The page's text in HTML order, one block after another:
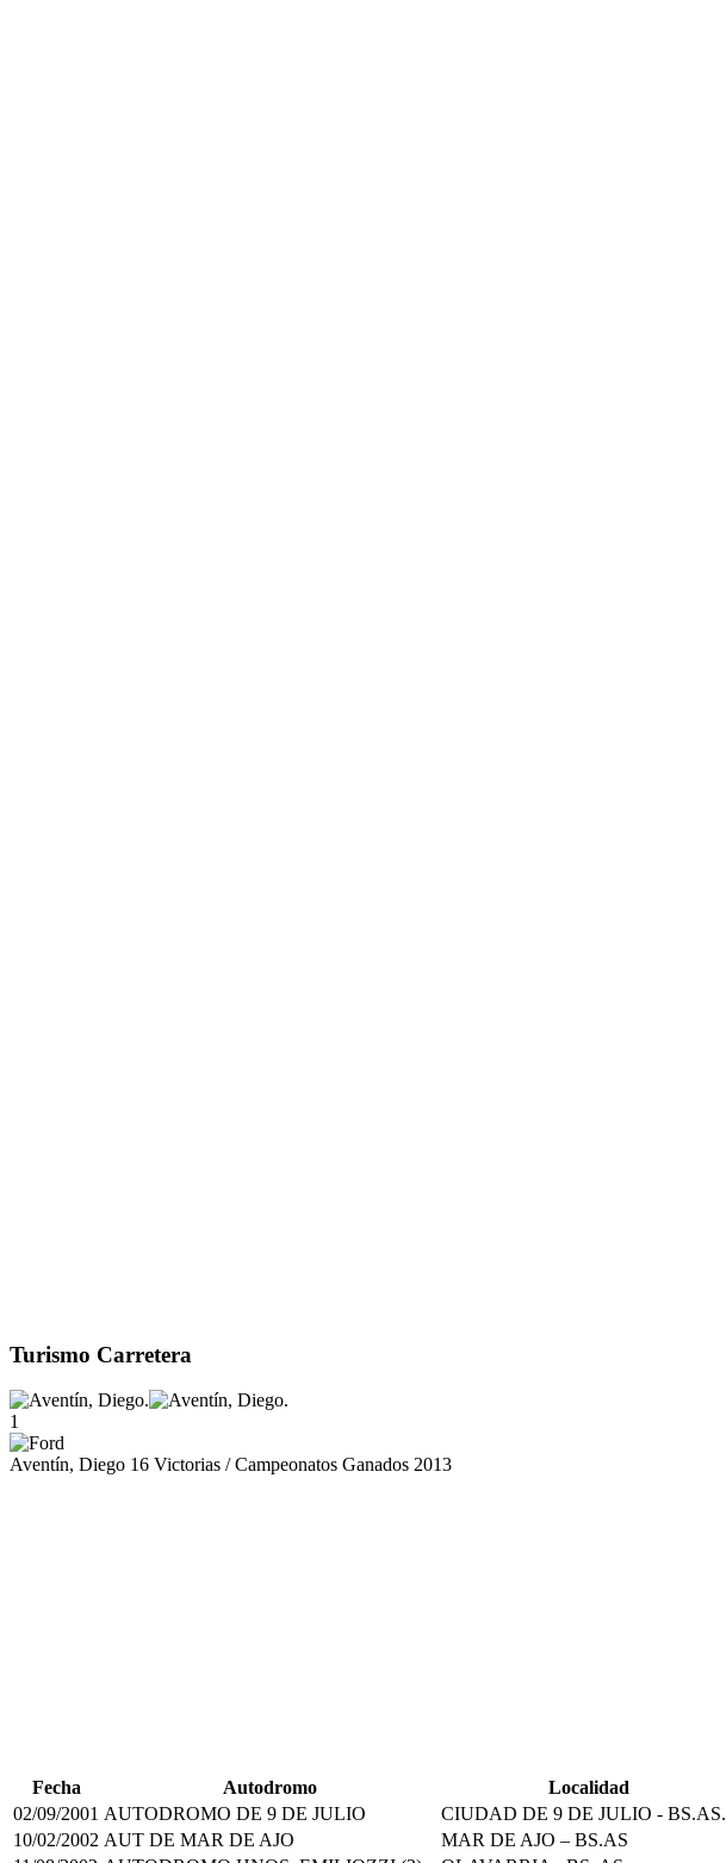
Turismo Carretera
1
Aventín, Diego 16 Victorias / Campeonatos Ganados 2013
Fecha Autodromo
Localidad
02/09/2001 AUTODROMO DE 9 DE JULIO
CIUDAD DE 9 DE JULIO - BS.AS.
10/02/2002 AUT DE MAR DE AJO
MAR DE AJO – BS.AS